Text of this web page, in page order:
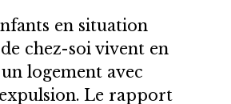
en situation
de chez-soi vivent en
logement avec
Le rapport